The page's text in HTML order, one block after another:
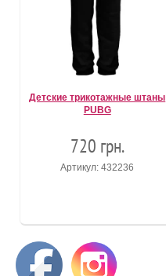
Детские трикотажные штаны
PUBG
720 грн.
Артикул: 432236